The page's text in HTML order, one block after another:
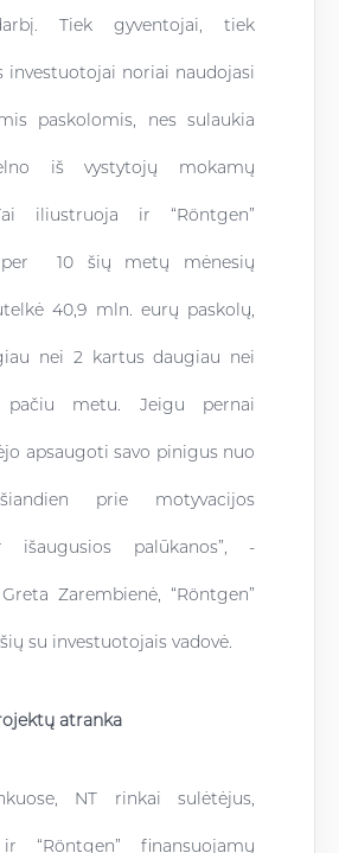
Tiek gyventojai, tiek
investuotojai noriai naudojasi
paskolomis, nes sulaukia
iš vystytojų mokamų
iliustruoja ir “Röntgen”
10 šių metų mėnesių
40,9 mln. eurų paskolų,
nei 2 kartus daugiau nei
metu. Jeigu pernai
apsaugoti savo pinigus nuo
prie motyvacijos
išaugusios palūkanos”, -
Zarembienė, “Röntgen”
su investuotojais vadovė.
atranka
NT rinkai sulėtėjus,
“Röntgen” finansuojamų